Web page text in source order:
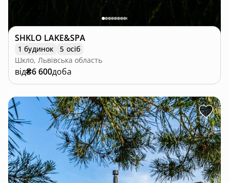
SHKLO LAKE&SPA
1 будинок
5 осіб
Шкло, Львівська область
від₴6 600доба